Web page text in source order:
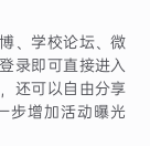
、学校论坛、微
录即可直接进入
还可以自由分享
步增加活动曝光